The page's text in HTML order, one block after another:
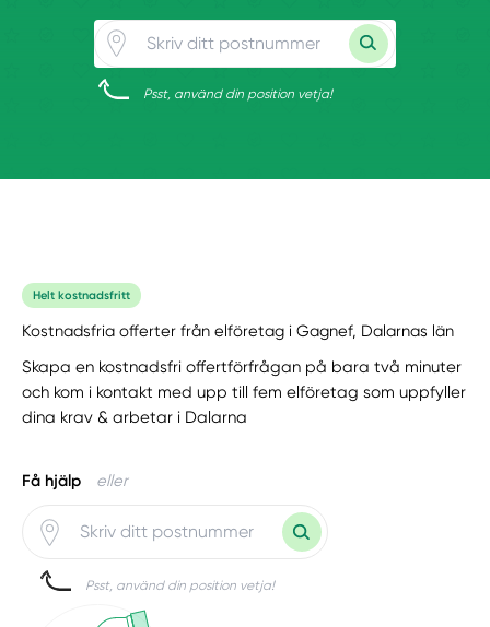
Psst, använd din position vetja!
Helt kostnadsfritt
Kostnadsfria offerter från elföretag i Gagnef, Dalarnas län
Skapa en kostnadsfri offertförfrågan på bara två minuter
och kom i kontakt med upp till fem elföretag som uppfyller
dina krav & arbetar i Dalarna
Få hjälp eller
Psst, använd din position vetja!